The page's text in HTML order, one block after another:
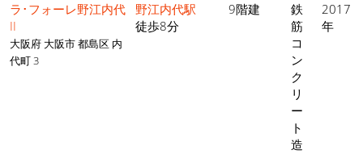
ラ･フォーレ野江内代
II
大阪府 大阪市 都島区 内
代町 3
野江内代駅
徒歩8分
9階建
鉄
筋
コ
ン
ク
リ
ー
ト
造
2017
年